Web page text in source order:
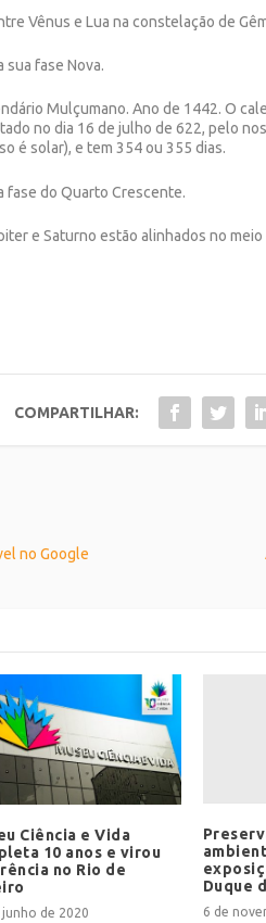
Vênus e Lua na constelação de
sua fase Nova.
Mulçumano. Ano de 1442. O
no dia 16 de julho de 622, pelo
é solar), e tem 354 ou 355 dias.
fase do Quarto Crescente.
e Saturno estão alinhados no
COMPARTILHAR:
no Google
Ciência e Vida
10 anos e virou
no Rio de
de 2020
Duque
6 de